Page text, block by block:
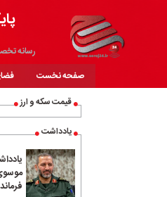
رسانه
صفحه نخست
قیمت سکه و ارز
یادداشت